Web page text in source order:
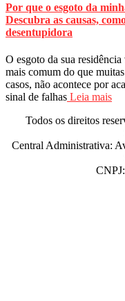
Por que o esgoto da
Descubra as causas,
desentupidora
O esgoto da sua
mais comum do que
casos, não acontece por
sinal de falhas Leia mais
Todos os direitos
Central Administrativa: